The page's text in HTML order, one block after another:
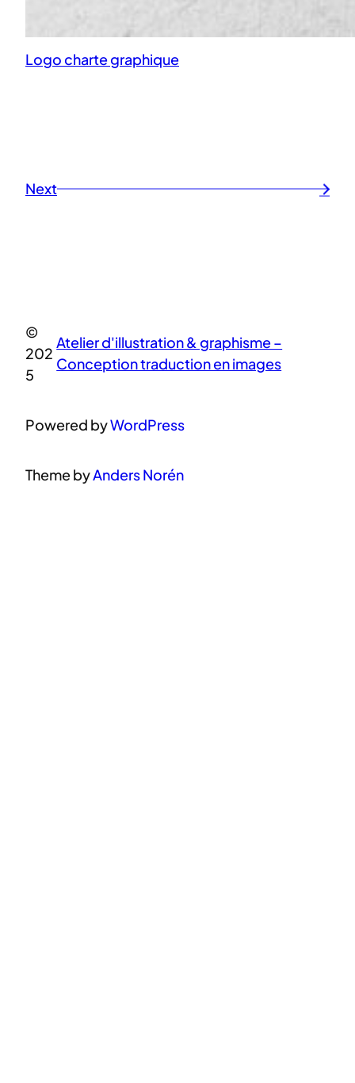
Logo charte graphique
Next →
©
202
5
Atelier d'illustration & graphisme –
Conception traduction en images
Powered byWordPress
Theme byAnders Norén